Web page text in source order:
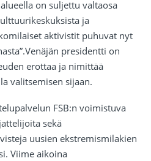
on suljettu valtaosa
ja
aktivistit puhuvat nyt
presidentti on
erottaa ja nimittää
valitsemisen sijaan.
FSB:n voimistuva
sekä
uusien ekstremismilakien
Viime aikoina